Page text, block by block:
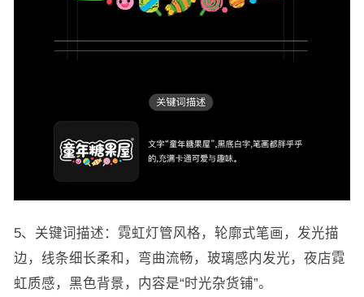
5、关键词描述：霓虹灯管风格，轮廓式笔画，发光描
边，线条细长柔和，弯曲流畅，玻璃感内发光，夜店霓
虹质感，黑色背景，内容是“时光杂货铺”。